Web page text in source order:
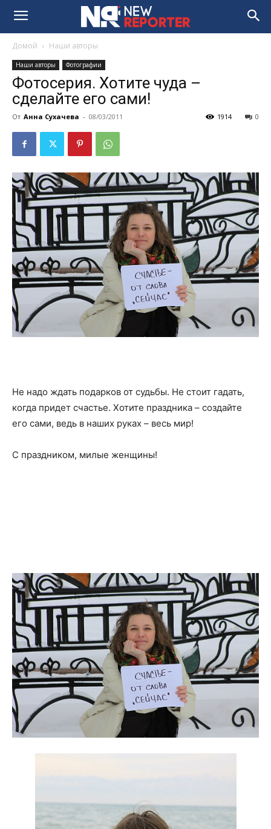
Домой Наши авторы
Наши авторы Фотографии
Фотосерия. Хотите чуда –
сделайте его сами!
От Анна Сухачева - 08/03/2011 0
1914
Не надо ждать подарков от судьбы. Не стоит гадать,
когда придет счастье. Хотите праздника – создайте
его сами, ведь в наших руках – весь мир!
С праздником, милые женщины!